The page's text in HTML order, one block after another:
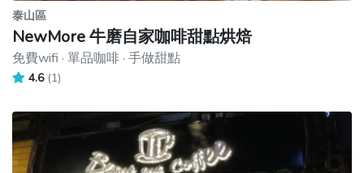
泰山區
NewMore 牛磨自家咖啡甜點烘焙
免費wifi · 單品咖啡 · 手做甜點
4.6 (1)